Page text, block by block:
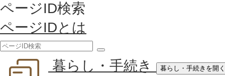
ページID検索
ページIDとは
索
暮らし・手続き 暮らし・手続きを開く